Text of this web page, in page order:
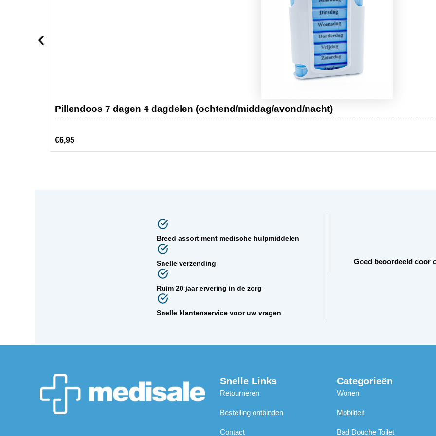
Pillendoos 7 dagen 4 dagdelen (ochtend/middag/avond/nacht)
€6,95
Breed assortiment medische hulpmiddelen
Snelle verzending
Ruim 20 jaar ervering in de zorg
Snelle klantenservice voor uw vragen
Goed beoordeeld door
Snelle Links
Retourneren
Bestelling ontbinden
Contact
Categorieën
Wonen
Mobiliteit
Bad Douche Toilet